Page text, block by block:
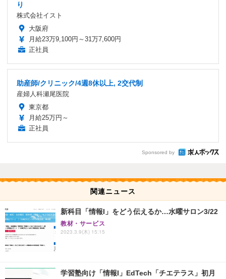
り
株式会社イスト
大阪府
月給23万9,100円～31万7,600円
正社員
助産師/クリニック/4週8休以上, 2交代制
産婦人科瀬尾医院
東京都
月給25万円～
正社員
Sponsored by
関連ニュース
新科目「情報I」をどう伝えるか…水曜サロン3/22
教材・サービス
2023.3.9(木) 15:15
学習塾向け「情報I」EdTech「チエテラス」初月